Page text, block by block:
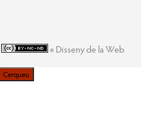
◉ Disseny de la Web